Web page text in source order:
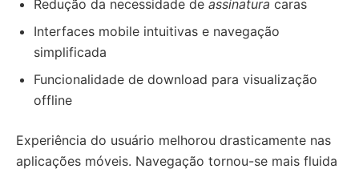
Redução da necessidade de assinatura caras
Interfaces mobile intuitivas e navegação
simplificada
Funcionalidade de download para visualização
offline
Experiência do usuário melhorou drasticamente nas
aplicações móveis. Navegação tornou-se mais fluida